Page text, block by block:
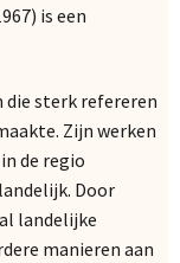
is een
die sterk refereren
Zijn werken
de regio
Door
landelijke
manieren aan